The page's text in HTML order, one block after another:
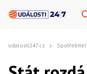
udalosti247.cz Spotřebitel